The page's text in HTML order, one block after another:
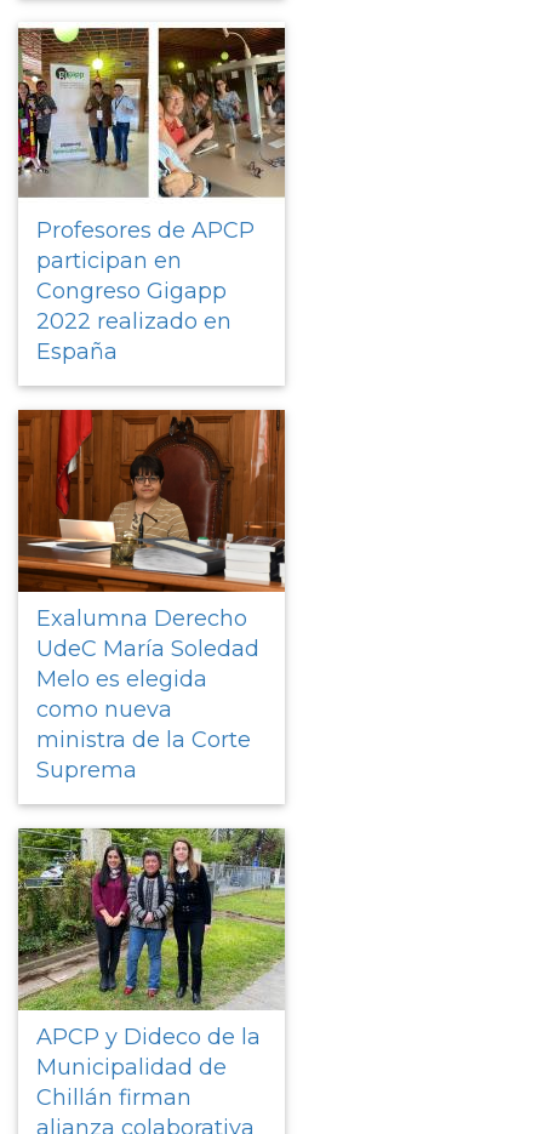
Profesores de APCP
participan en
Congreso Gigapp
2022 realizado en
España
Exalumna Derecho
UdeC María Soledad
Melo es elegida
como nueva
ministra de la Corte
Suprema
APCP y Dideco de la
Municipalidad de
Chillán firman
alianza colaborativa